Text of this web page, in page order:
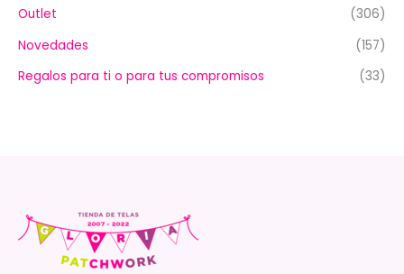
Outlet
(306)
Novedades
(157)
Regalos para ti o para tus compromisos
(33)